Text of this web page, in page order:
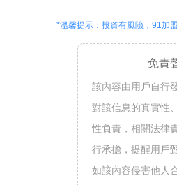
*溫馨提示：投資有風險，91加
免責
該內容由用戶自行
對該信息的真實性
性負責，相關法律
行承擔，提醒用戶
如該內容侵害他人